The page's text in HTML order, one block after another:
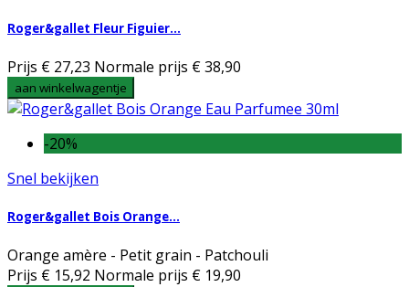
Roger&gallet Fleur Figuier...
Prijs € 27,23 Normale prijs € 38,90
aan winkelwagentje
-20%
Snel bekijken
Roger&gallet Bois Orange...
Orange amère - Petit grain - Patchouli
Prijs € 15,92 Normale prijs € 19,90